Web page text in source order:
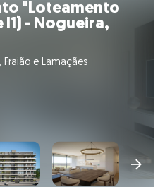
"Loteamento
- Nogueira,
Fraião e Lamaçães